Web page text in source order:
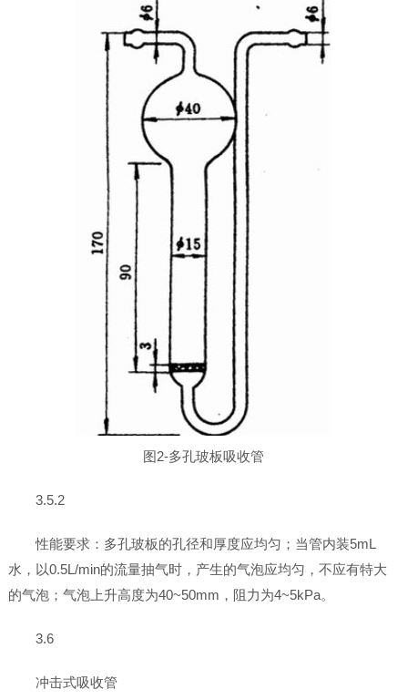
图2-多孔玻板吸收管
3.5.2
性能要求：多孔玻板的孔径和厚度应均匀；当管内装5mL
水，以0.5L/min的流量抽气时，产生的气泡应均匀，不应有特大
的气泡；气泡上升高度为40~50mm，阻力为4~5kPa。
3.6
冲击式吸收管